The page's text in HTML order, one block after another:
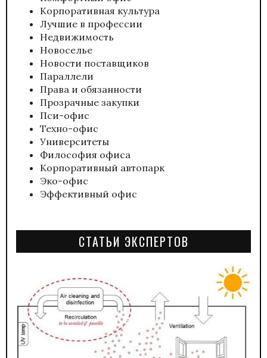
Корпоративная культура
Лучшие в профессии
Недвижимость
Новоселье
Новости поставщиков
Параллели
Права и обязанности
Прозрачные закупки
Пси-офис
Техно-офис
Университеты
Философия офиса
Корпоративный автопарк
Эко-офис
Эффективный офис
СТАТЬИ ЭКСПЕРТОВ